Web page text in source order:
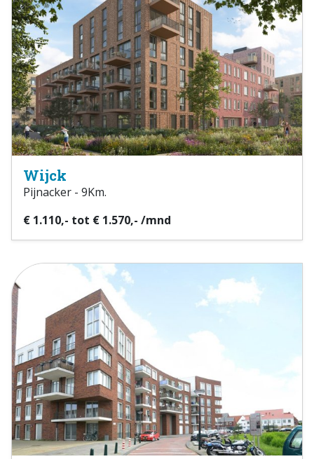
Wijck
Pijnacker - 9Km.
€ 1.110,- tot € 1.570,- /mnd